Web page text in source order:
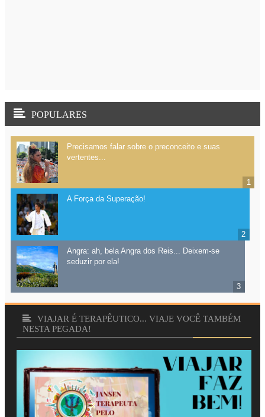
POPULARES
Precisamos falar sobre o preconceito e suas
vertentes...
A Força da Superação!
Angra: ah, bela Angra dos Reis... Deixem-se
seduzir por ela!
VIAJAR É TERAPÊUTICO... VIAJE VOCÊ TAMBÉM
NESTA PEGADA!